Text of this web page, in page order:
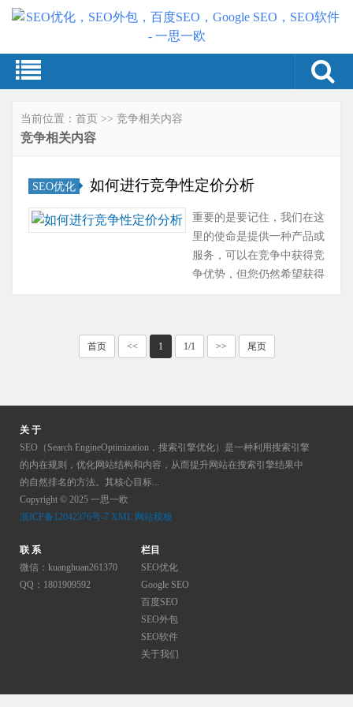
当前位置： 首页 >> 竞争相关内容
竞争相关内容
SEO优化 如何进行竞争性定价分析
重要的是要记住，我们在这
里的使命是提供一种产品或
服务，可以在竞争中获得竞
争优势，但您仍然希望获得
户。那么为什么不选择一个
额。或者，在最佳情况···
首页 << 1 1/1 >> 尾页
关 于
SEO（Search EngineOptimization，搜索引擎优化）是一种利用搜索引擎
的内在规则，优化网站结构和内容，从而提升网站在搜索引擎结果中
的自然排名的方法。其核心目标...
Copyright © 2025 一思一欧
浙ICP备12042376号-7 XML 网站模板
联 系
微信：kuanghuan261370
QQ：1801909592
栏目
SEO优化
Google SEO
百度SEO
SEO外包
SEO软件
关于我们